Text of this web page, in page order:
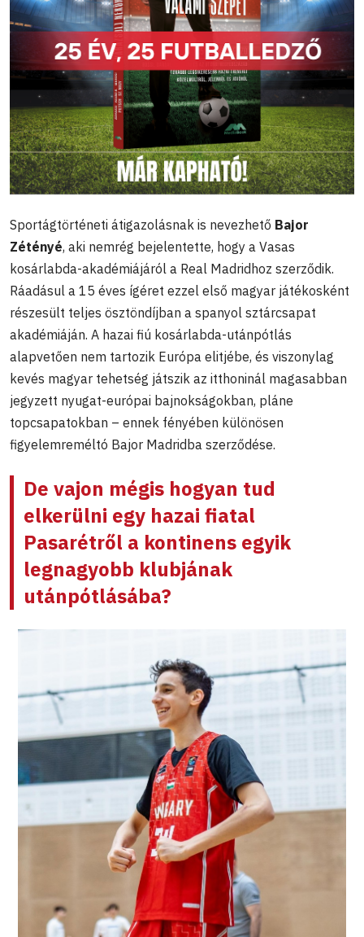
Sportágtörténeti átigazolásnak is nevezhető Bajor
Zétényé, aki nemrég bejelentette, hogy a Vasas
kosárlabda-akadémiájáról a Real Madridhoz szerződik.
Ráadásul a 15 éves ígéret ezzel első magyar játékosként
részesült teljes ösztöndíjban a spanyol sztárcsapat
akadémiáján. A hazai fiú kosárlabda-utánpótlás
alapvetően nem tartozik Európa elitjébe, és viszonylag
kevés magyar tehetség játszik az itthoninál magasabban
jegyzett nyugat-európai bajnokságokban, pláne
topcsapatokban – ennek fényében különösen
figyelemreméltó Bajor Madridba szerződése.
De vajon mégis hogyan tud
elkerülni egy hazai fiatal
Pasarétről a kontinens egyik
legnagyobb klubjának
utánpótlásába?